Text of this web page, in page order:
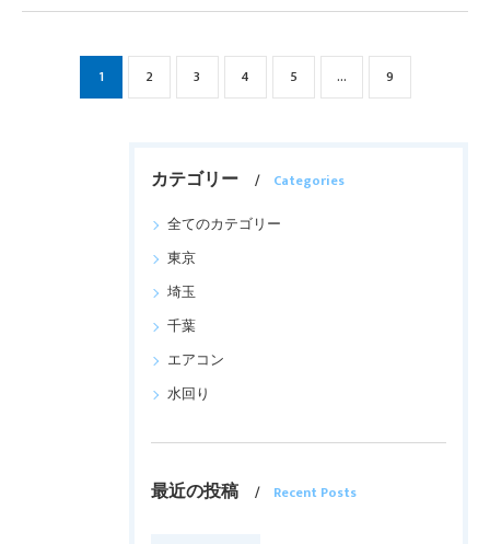
1 2 3 4 5 ... 9
カテゴリー
Categories
全てのカテゴリー
東京
埼玉
千葉
エアコン
水回り
最近の投稿 Recent Posts